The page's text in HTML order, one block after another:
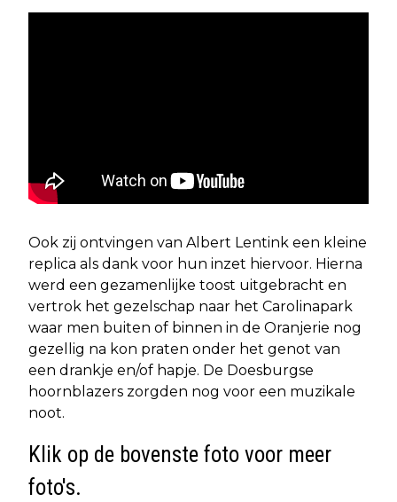
Ook zij ontvingen van Albert Lentink een kleine
replica als dank voor hun inzet hiervoor. Hierna
werd een gezamenlijke toost uitgebracht en
vertrok het gezelschap naar het Carolinapark
waar men buiten of binnen in de Oranjerie nog
gezellig na kon praten onder het genot van
een drankje en/of hapje. De Doesburgse
hoornblazers zorgden nog voor een muzikale
noot.
Klik op de bovenste foto voor meer
foto's.